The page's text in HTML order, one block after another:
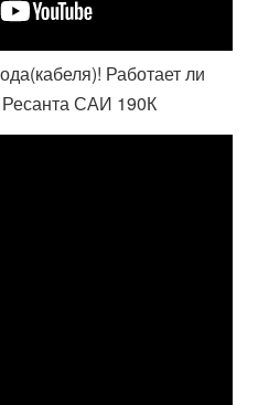
Работает ли
Ресанта САИ 190К